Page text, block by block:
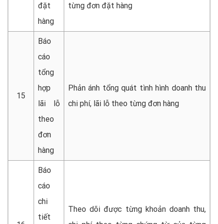
đặt
hàng
từng đơn đặt hàng
15
Báo
cáo
tổng
hợp
lãi lỗ
theo
đơn
hàng
Phản ánh tổng quát tình hình doanh thu
chi phí, lãi lỗ theo từng đơn hàng
Báo
cáo
chi
tiết
Theo dõi được từng khoản doanh thu,